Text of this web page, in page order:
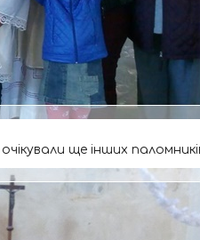
ще інших